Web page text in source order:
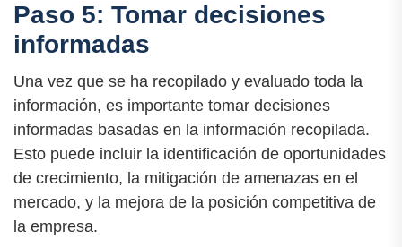
Paso 5: Tomar decisiones
informadas
Una vez que se ha recopilado y evaluado toda la
información, es importante tomar decisiones
informadas basadas en la información recopilada.
Esto puede incluir la identificación de oportunidades
de crecimiento, la mitigación de amenazas en el
mercado, y la mejora de la posición competitiva de
la empresa.